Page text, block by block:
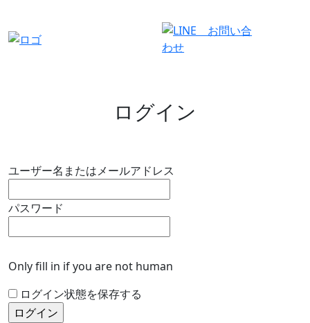
ログイン
ユーザー名またはメールアドレス
パスワード
Only fill in if you are not human
ログイン状態を保存する